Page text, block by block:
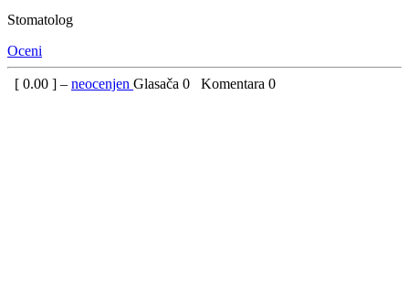
Stomatolog
Oceni
[ 0.00 ] – neocenjen Glasača 0 Komentara 0